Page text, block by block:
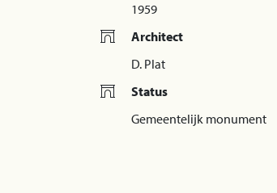
1959
Architect
D. Plat
Status
Gemeentelijk monument